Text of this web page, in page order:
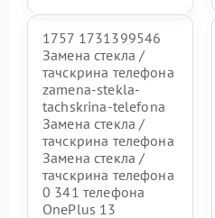
1757 1731399546
Замена стекла /
тачскрина телефона
zamena-stekla-
tachskrina-telefona
Замена стекла /
тачскрина телефона
Замена стекла /
тачскрина телефона
0 341 телефона
OnePlus 13